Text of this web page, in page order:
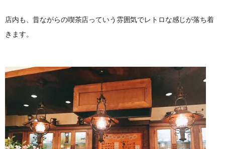
店内も、昔ながらの喫茶店っていう雰囲気でレトロな感じが落ち着
きます。